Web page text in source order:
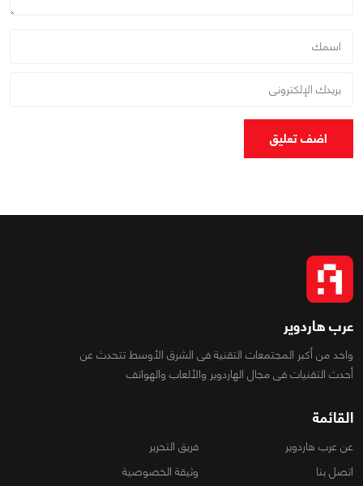
اضف تعليق
عرب هاردوير
واحد من أكبر المجتمعات التقنية فى الشرق الأوسط تتحدث عن
أحدث التقنيات فى مجال الهاردوير والألعاب والهواتف
القائمة
عن عرب هاردوير
فريق التحرير
اتصل بنا
وثيقة الخصوصية